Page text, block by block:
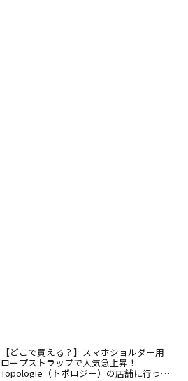
【どこで買える？】スマホショルダー用
ロープストラップで人気急上昇！
Topologie（トポロジー）の店舗に行って